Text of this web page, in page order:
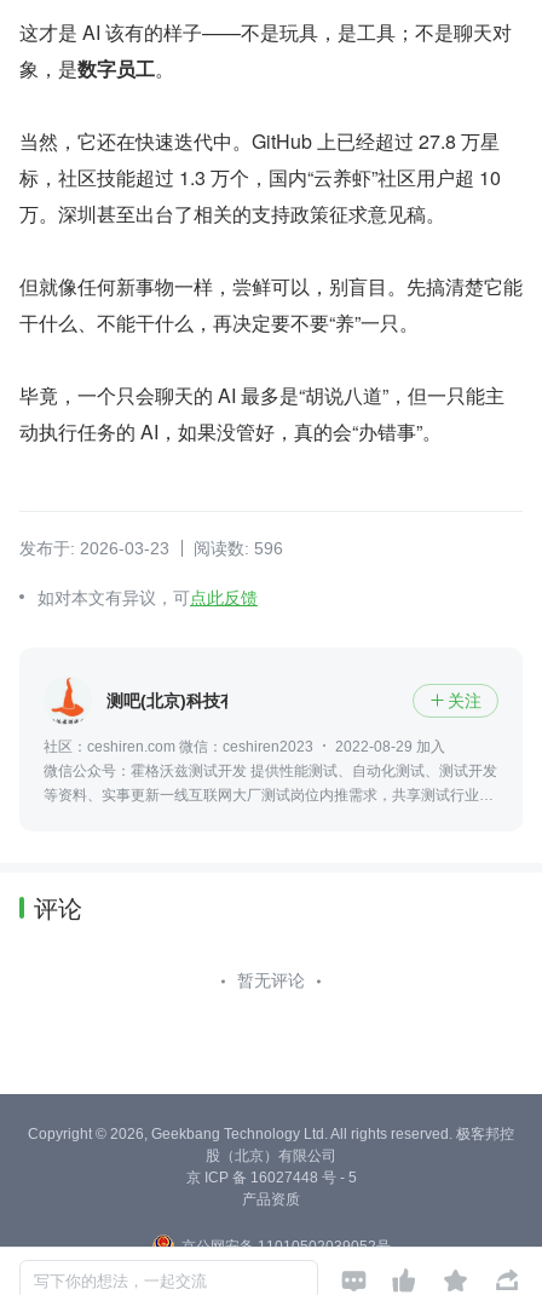
这才是 AI 该有的样子——不是玩具，是工具；不是聊天对
象，是数字员工。
当然，它还在快速迭代中。GitHub 上已经超过 27.8 万星
标，社区技能超过 1.3 万个，国内“云养虾”社区用户超 10
万。深圳甚至出台了相关的支持政策征求意见稿。
但就像任何新事物一样，尝鲜可以，别盲目。先搞清楚它能
干什么、不能干什么，再决定要不要“养”一只。
毕竟，一个只会聊天的 AI 最多是“胡说八道”，但一只能主
动执行任务的 AI，如果没管好，真的会“办错事”。
发布于: 2026-03-23 阅读数: 596
如对本文有异议，可点此反馈
测吧(北京)科技有限公司  关注
社区：ceshiren.com 微信：ceshiren2023
2022-08-29 加入
微信公众号：霍格沃兹测试开发 提供性能测试、自动化测试、测试开发
等资料、实事更新一线互联网大厂测试岗位内推需求，共享测试行业动
评论
暂无评论
写下你的想法，一起交流    
Copyright © 2026, Geekbang Technology Ltd. All rights reserved. 极客邦控
股（北京）有限公司
京 ICP 备 16027448 号 - 5
产品资质
京公网安备 11010502039052号